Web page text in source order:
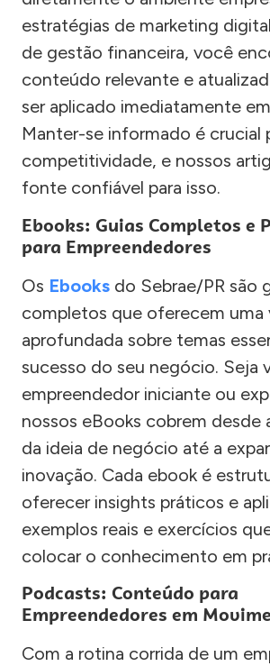
estratégias de marketing
de gestão financeira, você
conteúdo relevante e
ser aplicado imediatamente
Manter-se informado é crucial
competitividade, e nossos
fonte confiável para isso.
Ebooks: Guias Completos e
para Empreendedores
Os Ebooks do Sebrae/PR são
completos que oferecem uma
aprofundada sobre temas
sucesso do seu negócio. Seja
empreendedor iniciante ou
nossos eBooks cobrem desde
da ideia de negócio até a
inovação. Cada ebook é
oferecer insights práticos e
exemplos reais e exercícios
colocar o conhecimento em
Podcasts: Conteúdo para
Empreendedores em
Com a rotina corrida de um